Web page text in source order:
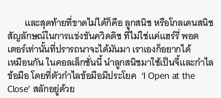
และสุดท้ายที่ขาดไม่ได้ก็คือ ลูกสนิช หรือโกลเดนสนิช
สัญลักษณ์ในการแข่งขันควิดดิช ที่ไม่ใช่แค่แฮร์รี่ พอต
เตอร์เท่านั้นที่ปรารถนาจะได้มันมา เราเองก็อยากได้
เหมือนกัน ในคอลเล็กชั่นนี้ นำลูกสนิชมาใช้เป็นจี้และกำไล
ข้อมือ โดยที่ตัวกำไลข้อมือมีประโยค ‘I Open at the
Close’ สลักอยู่ด้วย
SHARE TWEET LINE EMAIL